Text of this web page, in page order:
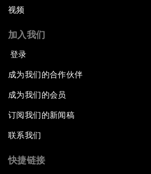
视频
加入我们
登录
成为我们的合作伙伴
成为我们的会员
订阅我们的新闻稿
联系我们
快捷链接